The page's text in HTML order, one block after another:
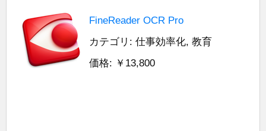
FineReader OCR Pro
カテゴリ: 仕事効率化, 教育
価格: ￥13,800